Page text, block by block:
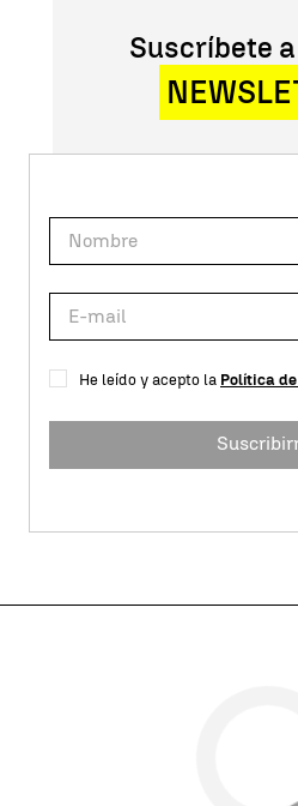
Suscríbete
He leído y acepto la Política